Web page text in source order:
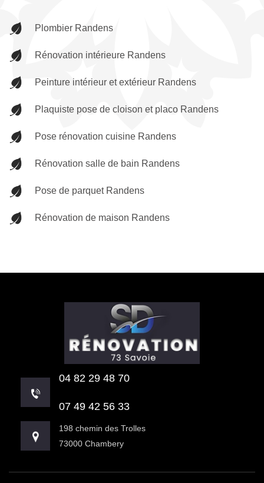
Plombier Randens
Rénovation intérieure Randens
Peinture intérieur et extérieur Randens
Plaquiste pose de cloison et placo Randens
Pose rénovation cuisine Randens
Rénovation salle de bain Randens
Pose de parquet Randens
Rénovation de maison Randens
04 82 29 48 70
07 49 42 56 33
198 chemin des Trolles
73000 Chambery